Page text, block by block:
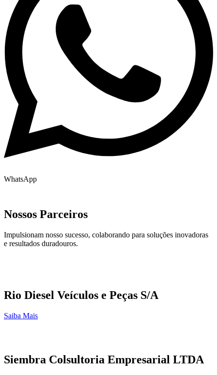
WhatsApp
Nossos Parceiros
Impulsionam nosso sucesso, colaborando para soluções inovadoras
e resultados duradouros.
Rio Diesel Veículos e Peças S/A
Saiba Mais
Siembra Colsultoria Empresarial LTDA